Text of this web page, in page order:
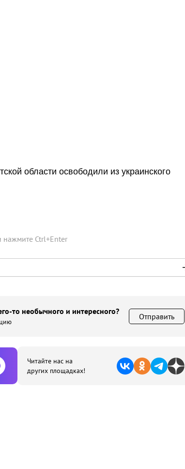
области освободили из украинского
нажмите Ctrl+Enter
то необычного и интересного?
Отправить
Читайте нас на
других площадках!